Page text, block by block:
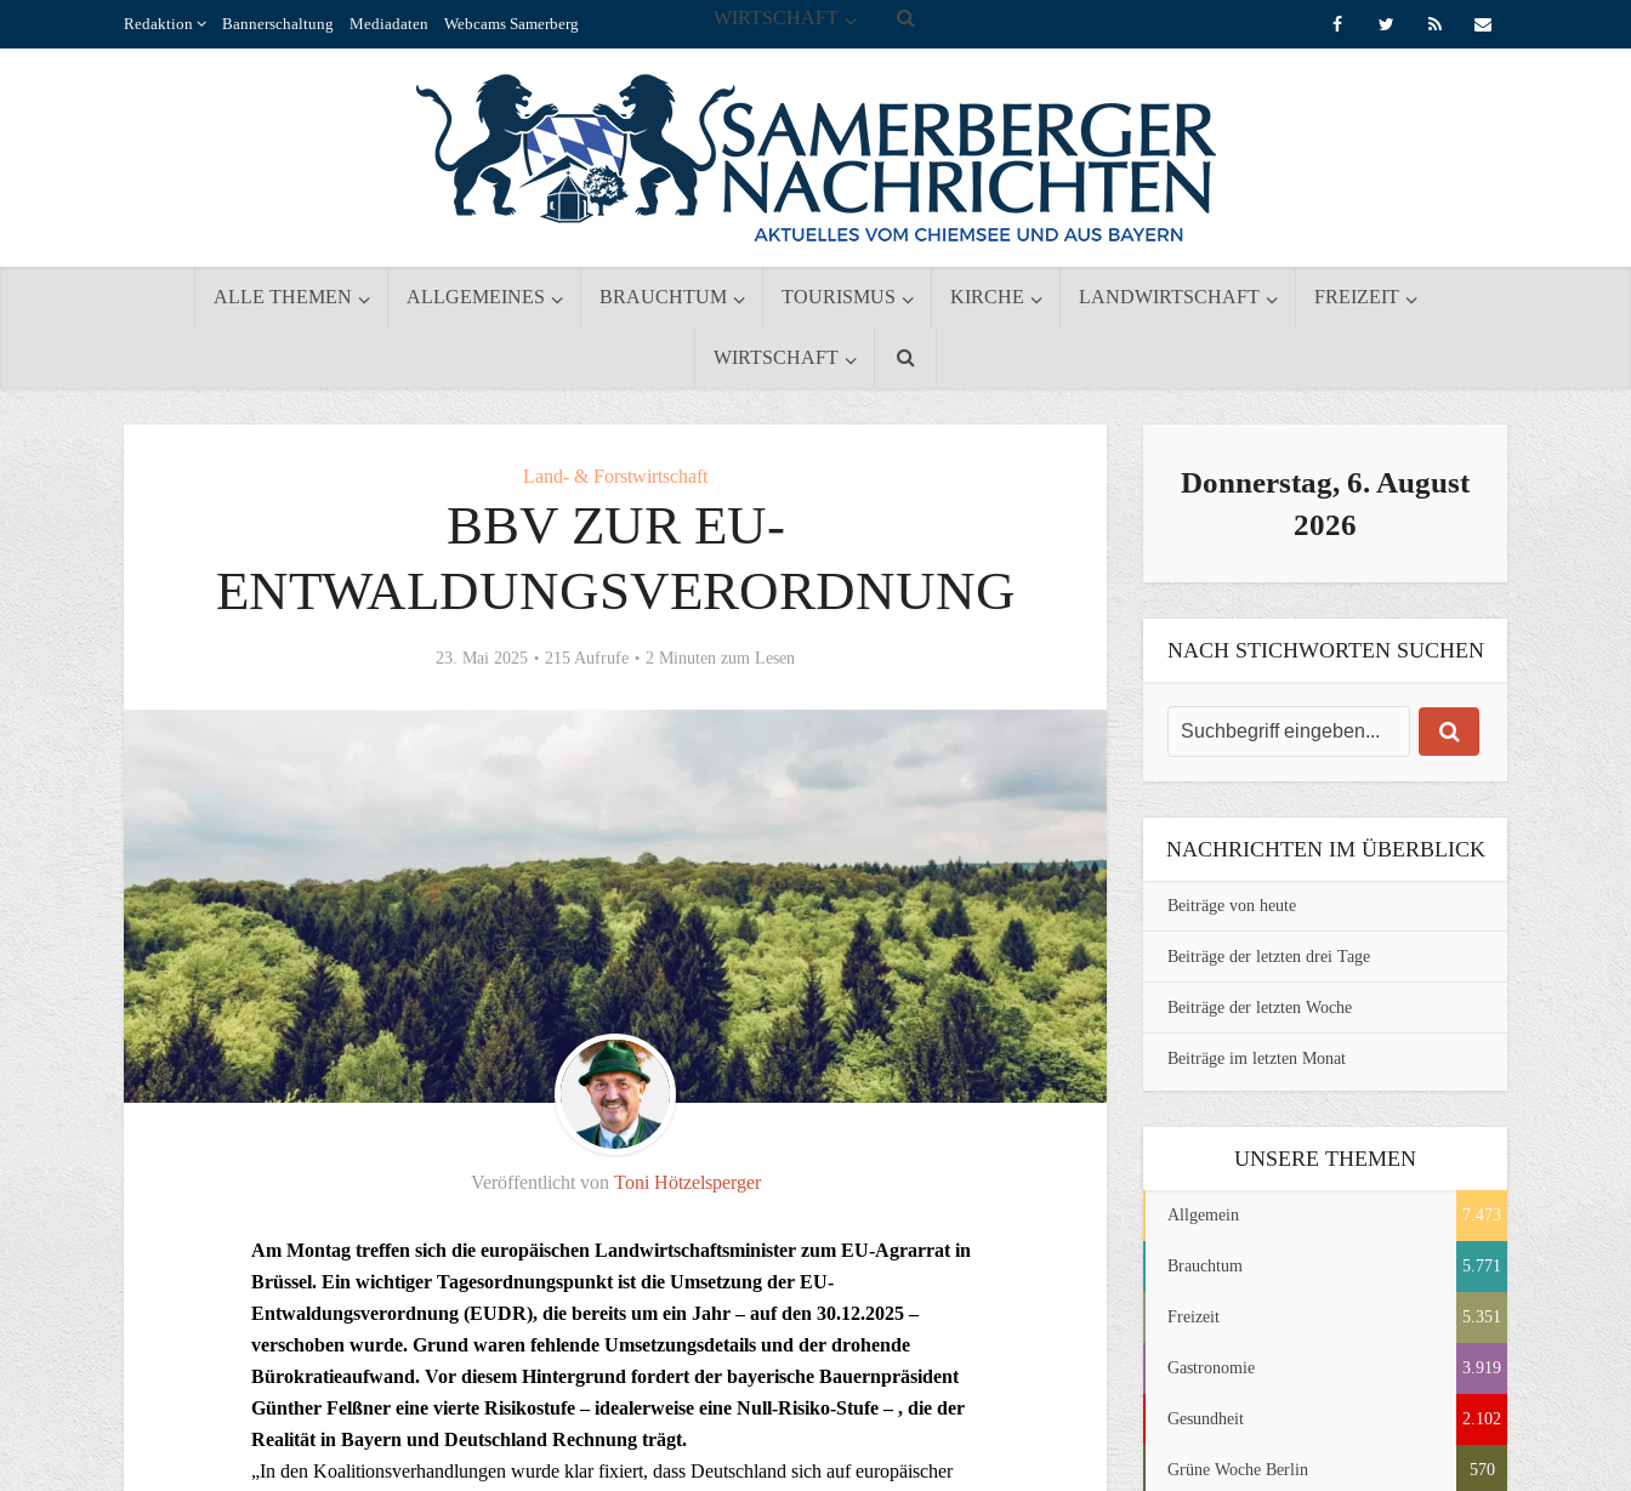
Redaktion Bannerschaltung Mediadaten Webcams Samerberg
ALLE THEMEN ALLGEMEINES BRAUCHTUM TOURISMUS KIRCHE LANDWIRTSCHAFT FREIZEIT
WIRTSCHAFT
WIRTSCHAFT
Land- & Forstwirtschaft
BBV ZUR EU-
ENTWALDUNGSVERORDNUNG
23. Mai 2025 215 Aufrufe 2 Minuten zum Lesen
Veröffentlicht von Toni Hötzelsperger
Am Montag treffen sich die europäischen Landwirtschaftsminister zum EU-Agrarrat in
Brüssel. Ein wichtiger Tagesordnungspunkt ist die Umsetzung der EU-
Entwaldungsverordnung (EUDR), die bereits um ein Jahr – auf den 30.12.2025 –
verschoben wurde. Grund waren fehlende Umsetzungsdetails und der drohende
Bürokratieaufwand. Vor diesem Hintergrund fordert der bayerische Bauernpräsident
Günther Felßner eine vierte Risikostufe – idealerweise eine Null-Risiko-Stufe – , die der
Realität in Bayern und Deutschland Rechnung trägt.
„In den Koalitionsverhandlungen wurde klar fixiert, dass Deutschland sich auf europäischer
Donnerstag, 6. August
2026
NACH STICHWORTEN SUCHEN
NACHRICHTEN IM ÜBERBLICK
Beiträge von heute
Beiträge der letzten drei Tage
Beiträge der letzten Woche
Beiträge im letzten Monat
UNSERE THEMEN
Allgemein 7.473
Brauchtum 5.771
Freizeit 5.351
Gastronomie 3.919
Gesundheit 2.102
Grüne Woche Berlin 570